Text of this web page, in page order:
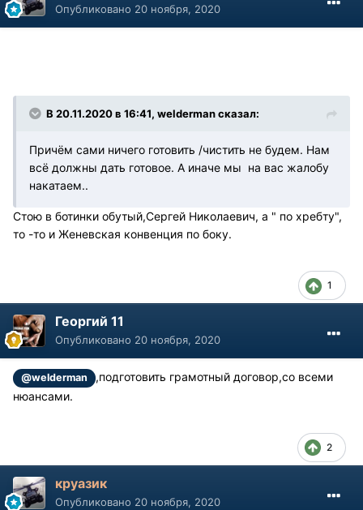
Опубликовано 20 ноября, 2020
В 20.11.2020 в 16:41, welderman сказал:
Причём сами ничего готовить /чистить не будем. Нам
всё должны дать готовое. А иначе мы на вас жалобу
накатаем..
Стою в ботинки обутый,Сергей Николаевич, а " по хребту",
то -то и Женевская конвенция по боку.
1
Георгий 11
Опубликовано 20 ноября, 2020
@welderman
,подготовить грамотный договор,со всеми
нюансами.
2
круазик
Опубликовано 20 ноября, 2020